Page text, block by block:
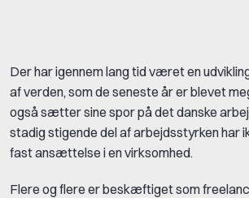
Der har igennem lang tid været en
af verden, som de seneste år er blevet
også sætter sine spor på det danske
stadig stigende del af arbejdsstyrken har
fast ansættelse i en virksomhed.
Flere og flere er beskæftiget som